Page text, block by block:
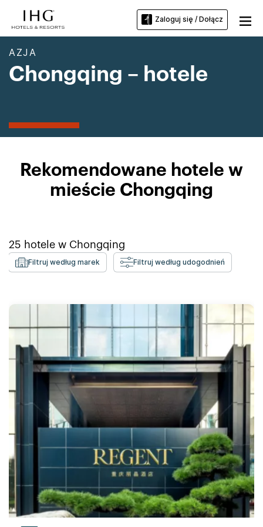
Zaloguj się / Dołącz
AZJA
Chongqing – hotele
Rekomendowane hotele w
mieście Chongqing
25 hotele w Chongqing
Filtruj według marek Filtruj według udogodnień